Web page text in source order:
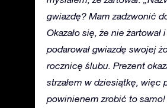
gwiazdę? Mam zadzwonić
Okazało się, że nie
podarował gwiazdę swojej
rocznicę ślubu. Prezent
strzałem w dziesiątkę, więc
powinienem zrobić to samo!